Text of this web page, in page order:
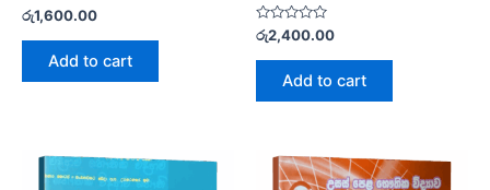
Rated
out
රු1,600.00
Add to cart
Rated
out
රු2,400.00
Add to cart